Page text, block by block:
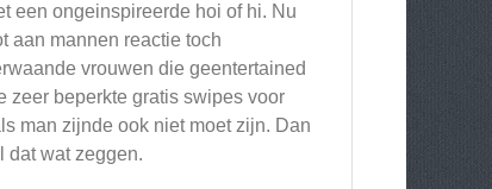
een ongeinspireerde hoi of hi. Nu
aan mannen reactie toch
vrouwen die geentertained
zeer beperkte gratis swipes voor
man zijnde ook niet moet zijn. Dan
dat wat zeggen.